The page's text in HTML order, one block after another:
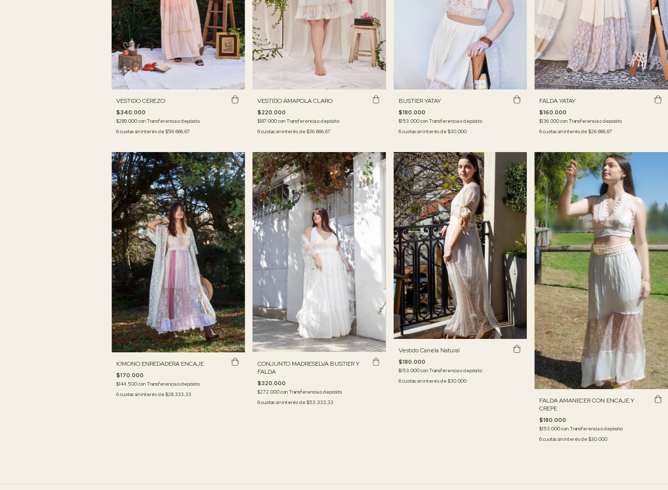
VESTIDO CEREZO
$340.000
$289.000conTransferencia o depósito
6cuotas sin interés de $56.666,67
VESTIDO AMAPOLA CLARO
$220.000
$187.000conTransferencia o depósito
6cuotas sin interés de $36.666,67
BUSTIER YATAY
$180.000
$153.000conTransferencia o depósito
6cuotas sin interés de $30.000
FALDA YATAY
$160.000
$136.000conTransferencia o depósito
6cuotas sin interés de$26.666,67
KIMONO ENREDADERA ENCAJE
$170.000
$144.500conTransferencia o depósito
6cuotas sin interés de $28.333,33
CONJUNTO MADRESELVA BUSTIER Y
FALDA
$320.000
$272.000conTransferencia o depósito
6cuotas sin interés de $53.333,33
Vestido Canela Natural
$180.000
$153.000conTransferencia o depósito
6cuotas sin interés de $30.000
FALDA AMANECER CON ENCAJE Y
CREPE
$180.000
$153.000conTransferencia o depósito
6cuotas sin interés de$30.000